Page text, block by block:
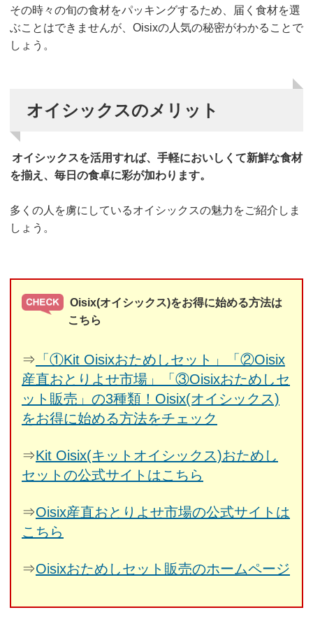
その時々の旬の食材をパッキングするため、届く食材を選
ぶことはできませんが、Oisixの人気の秘密がわかることで
しょう。
オイシックスのメリット
オイシックスを活用すれば、手軽においしくて新鮮な食材
を揃え、毎日の食卓に彩が加わります。
多くの人を虜にしているオイシックスの魅力をご紹介しま
しょう。
Oisix(オイシックス)をお得に始める方法は
こちら
⇒ 「①Kit Oisixおためしセット」「②Oisix
産直おとりよせ市場」「③Oisixおためしセ
ット販売」の3種類！Oisix(オイシックス)
をお得に始める方法をチェック
⇒Kit Oisix(キットオイシックス)おためし
セットの公式サイトはこちら
⇒Oisix産直おとりよせ市場の公式サイトは
こちら
⇒Oisixおためしセット販売のホームページ